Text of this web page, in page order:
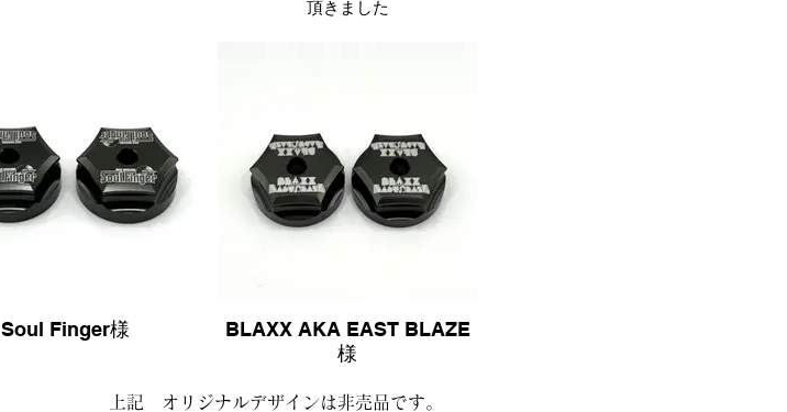
頂きました
Soul Finger様
BLAXX AKA EAST BLAZE
様
上記 オリジナルデザインは非売品です。